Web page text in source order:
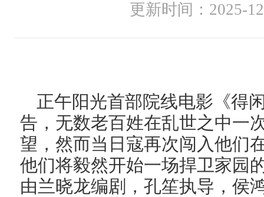
更新时间：2025-
正午阳光首部院线电影《得
告，无数老百姓在乱世之中一
望，然而当日寇再次闯入他们
他们将毅然开始一场捍卫家园
由兰晓龙编剧，孔笙执导，侯